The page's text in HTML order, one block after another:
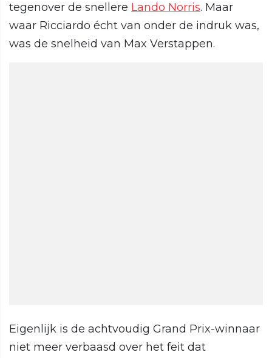
tegenover de snellere Lando Norris. Maar
waar Ricciardo écht van onder de indruk was,
was de snelheid van Max Verstappen.
Eigenlijk is de achtvoudig Grand Prix-winnaar
niet meer verbaasd over het feit dat